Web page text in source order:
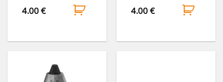
4.00€ 4.00€